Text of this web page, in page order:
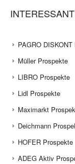
PAGRO
Müller Prospekte
LIBRO Prospekte
Lidl Prospekte
Maximarkt
Deichmann
HOFER Prospekte
ADEG Aktiv